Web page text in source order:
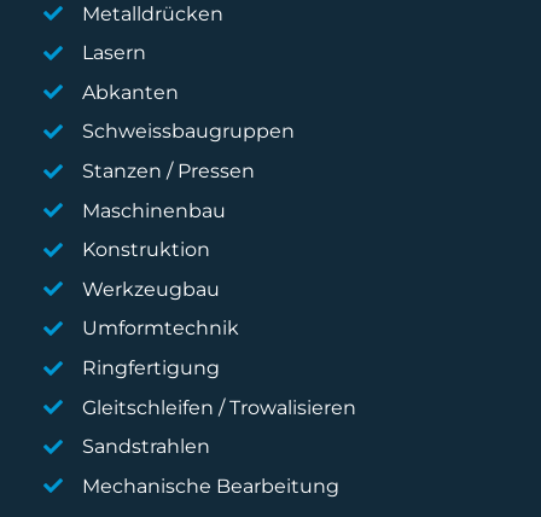
Metalldrücken
Lasern
Abkanten
Schweissbaugruppen
Stanzen / Pressen
Maschinenbau
Konstruktion
Werkzeugbau
Umformtechnik
Ringfertigung
Gleitschleifen / Trowalisieren
Sandstrahlen
Mechanische Bearbeitung